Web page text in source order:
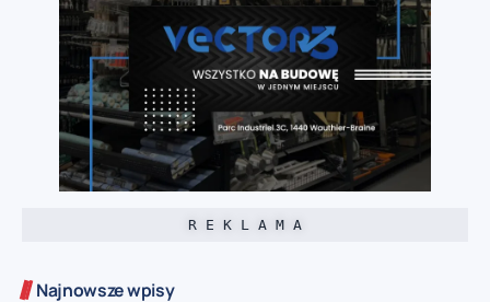
R E K L A M A
Najnowsze wpisy